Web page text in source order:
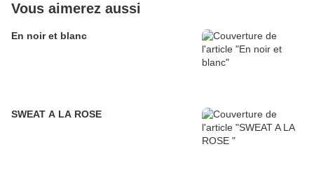
Vous aimerez aussi
En noir et blanc
SWEAT A LA ROSE